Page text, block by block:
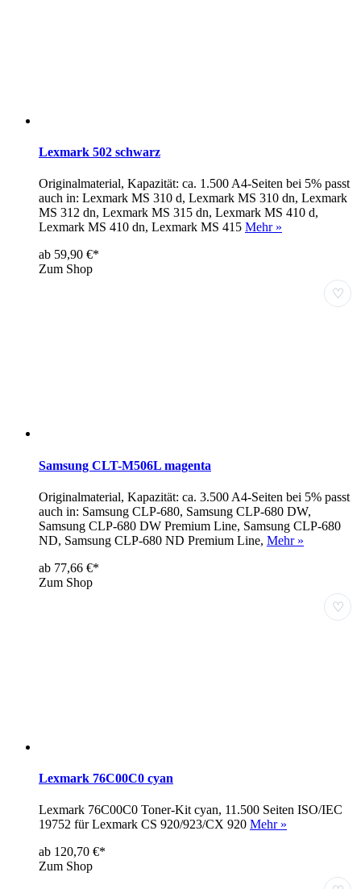
Lexmark 502 schwarz
Originalmaterial, Kapazität: ca. 1.500 A4-Seiten bei 5% passt
auch in: Lexmark MS 310 d, Lexmark MS 310 dn, Lexmark
MS 312 dn, Lexmark MS 315 dn, Lexmark MS 410 d,
Lexmark MS 410 dn, Lexmark MS 415 Mehr »
ab 59,90 €*
Zum Shop
♡
Samsung CLT-M506L magenta
Originalmaterial, Kapazität: ca. 3.500 A4-Seiten bei 5% passt
auch in: Samsung CLP-680, Samsung CLP-680 DW,
Samsung CLP-680 DW Premium Line, Samsung CLP-680
ND, Samsung CLP-680 ND Premium Line, Mehr »
ab 77,66 €*
Zum Shop
♡
Lexmark 76C00C0 cyan
Lexmark 76C00C0 Toner-Kit cyan, 11.500 Seiten ISO/IEC
19752 für Lexmark CS 920/923/CX 920 Mehr »
ab 120,70 €*
Zum Shop